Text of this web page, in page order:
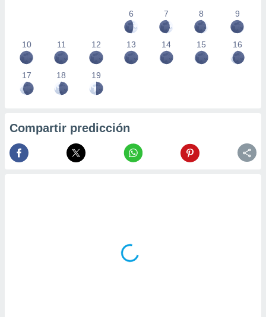
6
7 8 9
10 11 12 13 14 15 16
17 18 19
Compartir predicción